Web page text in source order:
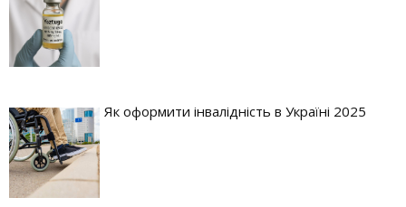
Як оформити інвалідність в Україні 2025